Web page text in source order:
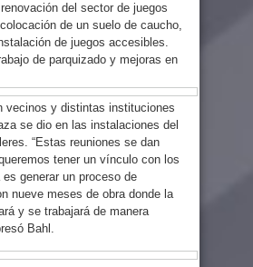
del sector de juegos
de un suelo de caucho,
de juegos accesibles.
de parquizado y mejoras en
vecinos y distintas instituciones
se dio en las instalaciones del
“Estas reuniones se dan
tener un vínculo con los
generar un proceso de
nueve meses de obra donde la
y se trabajará de manera
Bahl.